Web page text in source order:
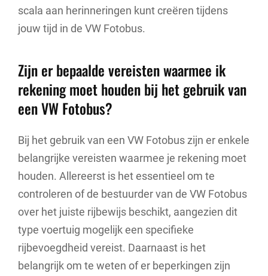
scala aan herinneringen kunt creëren tijdens
jouw tijd in de VW Fotobus.
Zijn er bepaalde vereisten waarmee ik
rekening moet houden bij het gebruik van
een VW Fotobus?
Bij het gebruik van een VW Fotobus zijn er enkele
belangrijke vereisten waarmee je rekening moet
houden. Allereerst is het essentieel om te
controleren of de bestuurder van de VW Fotobus
over het juiste rijbewijs beschikt, aangezien dit
type voertuig mogelijk een specifieke
rijbevoegdheid vereist. Daarnaast is het
belangrijk om te weten of er beperkingen zijn